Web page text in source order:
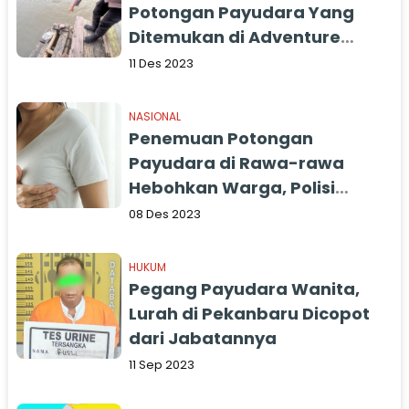
Potongan Payudara Yang
Ditemukan di Adventure
Land, Bukan Korban Mutilasi,
11 Des 2023
NASIONAL
Penemuan Potongan
Payudara di Rawa-rawa
Hebohkan Warga, Polisi
Turun Lakukan Penyelidikan
08 Des 2023
HUKUM
Pegang Payudara Wanita,
Lurah di Pekanbaru Dicopot
dari Jabatannya
11 Sep 2023